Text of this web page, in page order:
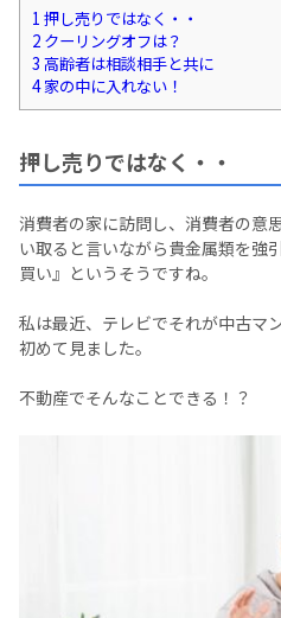
1 押し売りではなく・・
2 クーリングオフは？
3 高齢者は相談相手と共に
4家の中に入れない！
押し売りではなく・・
消費者の家に訪問し、消費者の意
い取ると言いながら貴金属類を強
買い』というそうですね。
私は最近、テレビでそれが中古マ
初めて見ました。
不動産でそんなことできる！？